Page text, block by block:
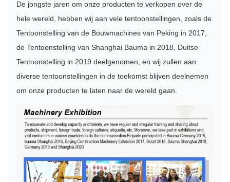
De jongste jaren om onze producten te verkopen over de
hele wereld, hebben wij aan vele tentoonstellingen, zoals de
Tentoonstelling van de Bouwmachines van Peking in 2017,
de Tentoonstelling van Shanghai Bauma in 2018, Duitse
Tentoonstelling in 2019 deelgenomen, en wij zullen aan
diverse tentoonstellingen in de toekomst blijven deelnemen
om onze producten te laten naar de wereld gaan.